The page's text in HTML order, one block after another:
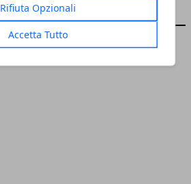
Rifiuta Opzionali
Accetta Tutto